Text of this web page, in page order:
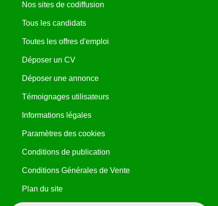
Nos sites de codiffusion
Tous les candidats
Toutes les offres d'emploi
Déposer un CV
Déposer une annonce
Témoignages utilisateurs
Informations légales
Paramètres des cookies
Conditions de publication
Conditions Générales de Vente
Plan du site